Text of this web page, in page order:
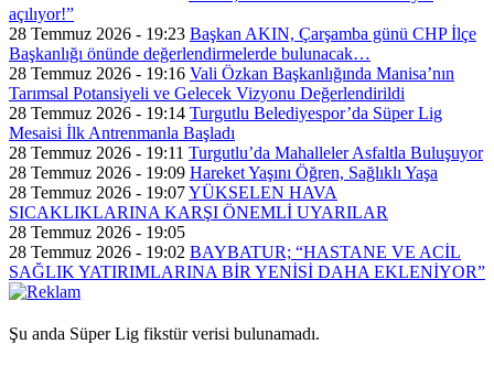
açılıyor!”
28 Temmuz 2026 - 19:23 Başkan AKIN, Çarşamba günü CHP İlçe
Başkanlığı önünde değerlendirmelerde bulunacak…
28 Temmuz 2026 - 19:16 Vali Özkan Başkanlığında Manisa’nın
Tarımsal Potansiyeli ve Gelecek Vizyonu Değerlendirildi
28 Temmuz 2026 - 19:14 Turgutlu Belediyespor’da Süper Lig
Mesaisi İlk Antrenmanla Başladı
28 Temmuz 2026 - 19:11 Turgutlu’da Mahalleler Asfaltla Buluşuyor
28 Temmuz 2026 - 19:09 Hareket Yaşını Öğren, Sağlıklı Yaşa
28 Temmuz 2026 - 19:07YÜKSELEN HAVA
SICAKLIKLARINA KARŞI ÖNEMLİ UYARILAR
28 Temmuz 2026 - 19:05
28 Temmuz 2026 - 19:02 BAYBATUR; “HASTANE VE ACİL
SAĞLIK YATIRIMLARINA BİR YENİSİ DAHA EKLENİYOR”
Şu anda Süper Lig fikstür verisi bulunamadı.